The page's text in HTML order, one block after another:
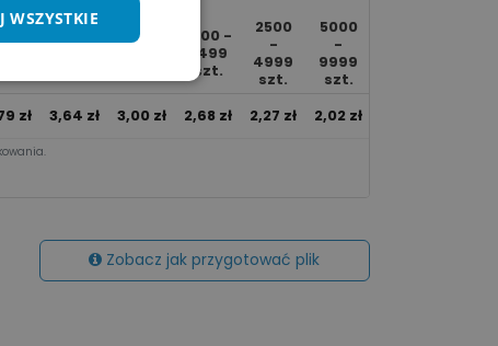
500 -
1000 -
2499
szt.
2500
-
4999
szt.
5000
-
9999
szt.
zł 3,64 zł 3,00 zł 2,68 zł 2,27 zł 2,02 zł
Zobacz jak przygotować plik
WSZYSTKIE